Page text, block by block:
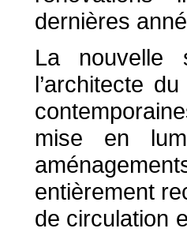
dernières
La nouvelle
l’architecte
mise en
entièrement
de circulation